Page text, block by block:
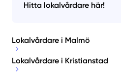
Hitta lokalvårdare här!
Lokalvårdare i Malmö
Lokalvårdare i Kristianstad